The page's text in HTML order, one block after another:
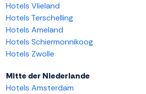
Hotels Vlieland
Hotels Terschelling
Hotels Ameland
Hotels Schiermonnikoog
Hotels Zwolle
Mitte der Niederlande
Hotels Amsterdam